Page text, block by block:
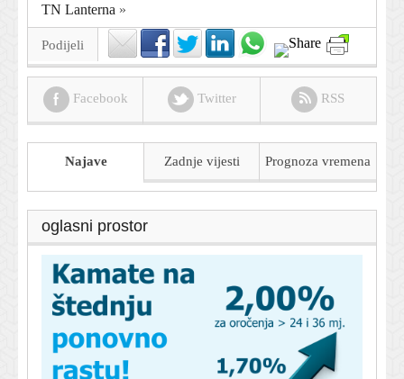
TN Lanterna »
Podijeli
Facebook Twitter RSS
Najave Zadnje vijesti Prognoza vremena
oglasni prostor